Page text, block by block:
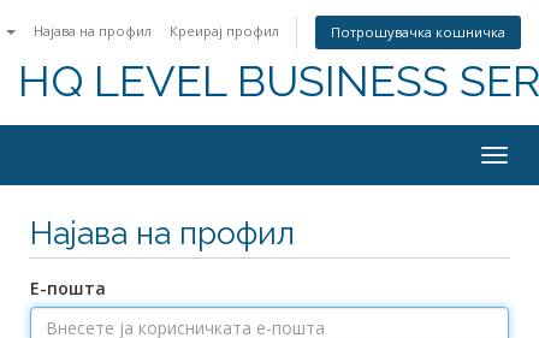
Најава на профил Креирај профил Потрошувачка кошничка
HQ LEVEL BUSINESS
Најава на профил
Е-пошта